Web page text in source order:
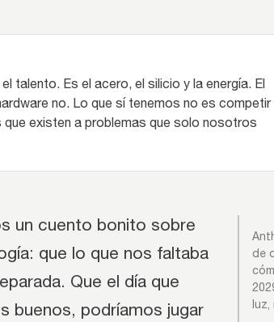
talento. Es el acero, el silicio y la energía. El
no. Lo que sí tenemos no es competir
existen a problemas que solo nosotros
de
un cuento bonito sobre
que lo que nos faltaba
Que el día que
buenos, podríamos jugar